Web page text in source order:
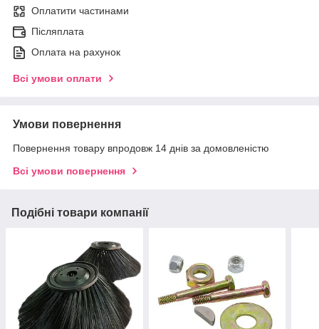
Оплатити частинами
Післяплата
Оплата на рахунок
Всі умови оплати
Умови повернення
Повернення товару впродовж 14 днів за домовленістю
Всі умови повернення
Подібні товари компанії